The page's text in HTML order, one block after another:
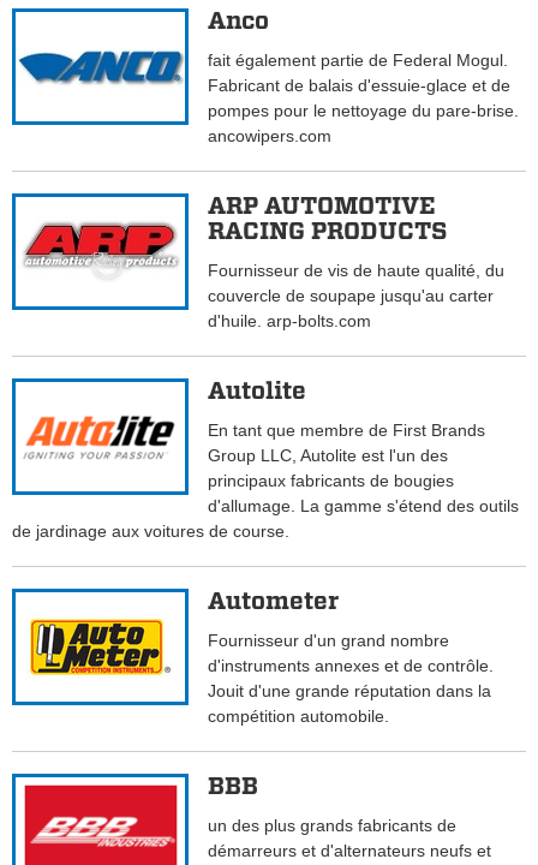
Anco
fait également partie de Federal Mogul.
Fabricant de balais d'essuie-glace et de
pompes pour le nettoyage du pare-brise.
ancowipers.com
ARP AUTOMOTIVE
RACING PRODUCTS
Fournisseur de vis de haute qualité, du
couvercle de soupape jusqu'au carter
d'huile. arp-bolts.com
Autolite
En tant que membre de First Brands
Group LLC, Autolite est l'un des
principaux fabricants de bougies
d'allumage. La gamme s'étend des outils
de jardinage aux voitures de course.
Autometer
Fournisseur d'un grand nombre
d'instruments annexes et de contrôle.
Jouit d'une grande réputation dans la
compétition automobile.
BBB
un des plus grands fabricants de
démarreurs et d'alternateurs neufs et